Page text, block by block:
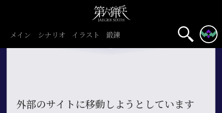
メイン シナリオ イラスト 鍛錬
外部のサイトに移動しようとしています